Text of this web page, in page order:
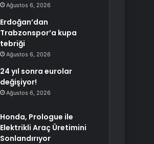
Ağustos 6, 2026
Erdoğan’dan
Trabzonspor’a kupa
tebriği
Ağustos 6, 2026
24 yıl sonra eurolar
değişiyor!
Ağustos 6, 2026
Honda, Prologue ile
Elektrikli Araç Üretimini
Sonlandırıyor